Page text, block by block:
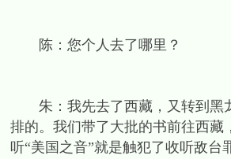
陈：您个人去了哪里？
朱：我先去了西藏，又转到黑龙
排的。我们带了大批的书前往西藏
听“美国之音”就是触犯了收听敌